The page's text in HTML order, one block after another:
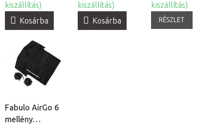
kiszállítás)
Kosárba
kiszállítás)
Kosárba
kiszállítás)
RÉSZLET
Fabulo AirGo 6
mellény